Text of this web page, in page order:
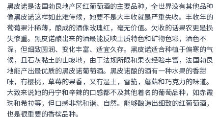
黑皮诺是法国勃艮地产区红葡萄酒的主要品种，全世界没有其他品种
像黑皮诺这样如此难侍候，她要不是大丰收就是严重失收。丰收年的
萄葡果汁稀薄，酿成的酒像玫瑰红，毫无价值。欠收的话果农更是损
失惨重。黑皮诺酿出来的酒最能反映土质特色和矿物色彩，酒色不
深，但细致圆润、变化丰富、适宜久存。黑皮诺适合种植于偏寒的气
候，且石灰黏土的山坡地，由于法规所限和果农经验丰富，法国勃艮
地能产出最优质的黑皮诺葡萄酒。黑皮诺酿的酒有一种水果的香甜
味，有樱桃，草莓的果香，又有湿土，雪笳，蘑菇和巧克力的味道。
大致来说她的丹宁和辛辣的口感都不及其他着名的葡萄品种，如赤霞
珠和希拉等，但口感非常和谐、自然。能够酿造出细致的红葡萄酒，
也是很重要的香槟品种。